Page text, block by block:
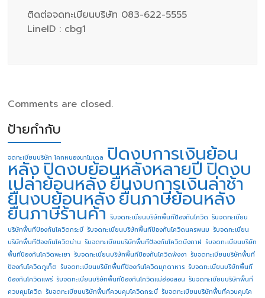
ติดต่อจดทะเบียนบริษัท 083-622-5555
LineID : cbg1
Comments are closed.
ป้ายกำกับ
จดทะเบียนบริษัท โคกหนองนาโมเดล ปิดงบการเงินย้อน
หลังปิดงบย้อนหลังหลายปี ปิดงบ
เปล่าย้อนหลังยื่นงบการเงินล่าช้า
ยื่นงบย้อนหลังยื่นภาษีย้อนหลัง
ยื่นภาษีร้านค้า รับจดทะเบียนบริษัทพื้นทีป้องกันโควิด รับจดทะเบียน
บริษัทพื้นทีป้องกันโควิดกระบี่ รับจดทะเบียนบริษัทพื้นทีป้องกันโควิดนครพนม รับจดทะเบียน
บริษัทพื้นทีป้องกันโควิดน่าน รับจดทะเบียนบริษัทพื้นทีป้องกันโควิดบึงกาฬ รับจดทะเบียนบริษัท
พื้นทีป้องกันโควิดพะเยา รับจดทะเบียนบริษัทพื้นทีป้องกันโควิดพังงา รับจดทะเบียนบริษัทพื้นที
ป้องกันโควิดภูเก็ต รับจดทะเบียนบริษัทพื้นทีป้องกันโควิดมุกดาหาร รับจดทะเบียนบริษัทพื้นที
ป้องกันโควิดแพร่ รับจดทะเบียนบริษัทพื้นทีป้องกันโควิดแม่ฮ่องสอน รับจดทะเบียนบริษัทพื้นที่
ควบคุมโควิด รับจดทะเบียนบริษัทพื้นที่ควบคุมโควิดกระบี่ รับจดทะเบียนบริษัทพื้นที่ควบคุมโค